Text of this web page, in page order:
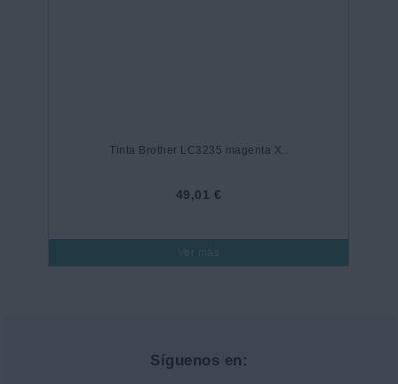
Tinta Brother LC3235 magenta X..
49,01 €
Ver más
Síguenos en: